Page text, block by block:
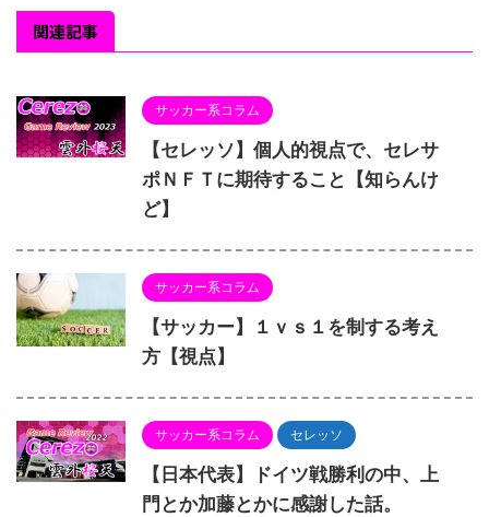
関連記事
サッカー系コラム
【セレッソ】個人的視点で、セレサ
ポＮＦＴに期待すること【知らんけ
ど】
サッカー系コラム
【サッカー】１ｖｓ１を制する考え
方【視点】
サッカー系コラム セレッソ
【日本代表】ドイツ戦勝利の中、上
門とか加藤とかに感謝した話。